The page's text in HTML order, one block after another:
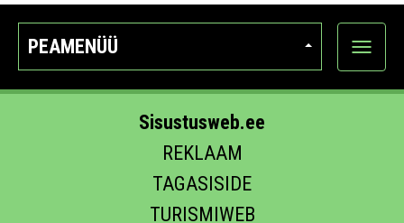
PEAMENÜÜ
Ava
Sisustusweb.ee
REKLAAM
TAGASISIDE
TURISMIWEB